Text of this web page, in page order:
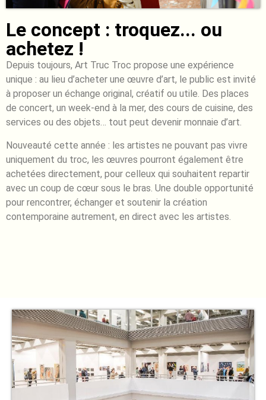
Le concept : troquez... ou
achetez !
Depuis toujours, Art Truc Troc propose une expérience
unique : au lieu d’acheter une œuvre d’art, le public est invité
à proposer un échange original, créatif ou utile. Des places
de concert, un week-end à la mer, des cours de cuisine, des
services ou des objets… tout peut devenir monnaie d’art.
Nouveauté cette année : les artistes ne pouvant pas vivre
uniquement du troc, les œuvres pourront également être
achetées directement, pour celleux qui souhaitent repartir
avec un coup de cœur sous le bras. Une double opportunité
pour rencontrer, échanger et soutenir la création
contemporaine autrement, en direct avec les artistes.